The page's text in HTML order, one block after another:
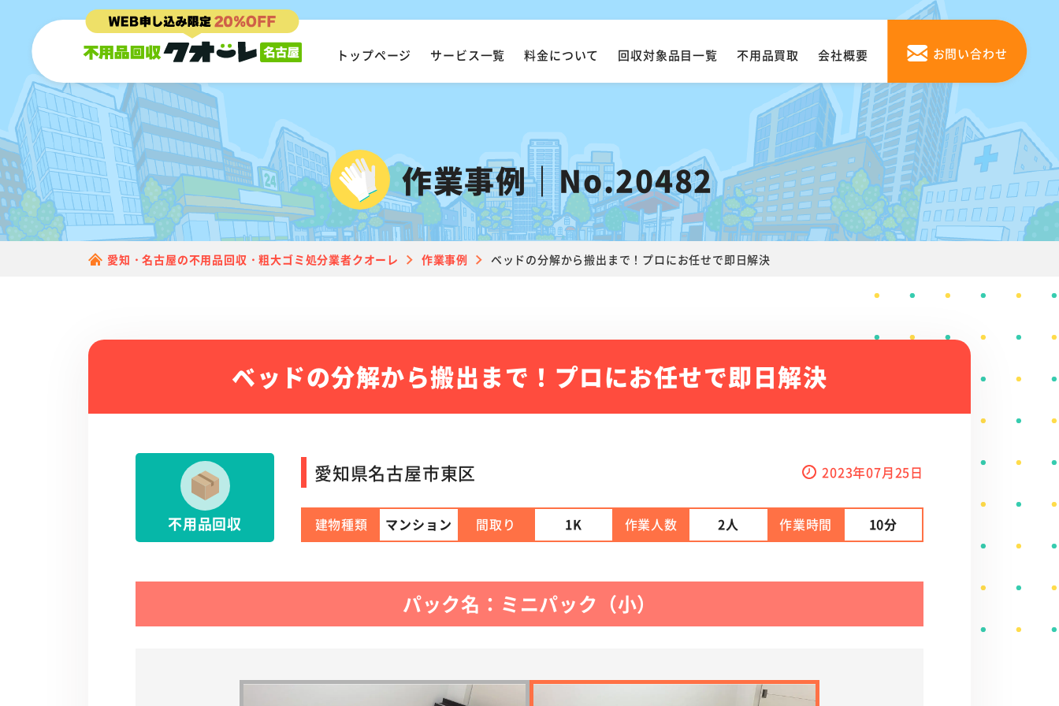
トップページ サービス一覧 料金について 回収対象品目一覧 不用品買取 会社概要 お問い合わせ
作業事例｜No.20482
愛知・名古屋の不用品回収・粗大ゴミ処分業者クオーレ 作業事例 ベッドの分解から搬出まで！プロにお任せで即日解決
ベッドの分解から搬出まで！プロにお任せで即日解決
2023年07月25日
不用品回収
愛知県名古屋市東区
建物種類 マンション 間取り 1K 作業人数 2人 作業時間 10分
パック名：ミニパック（小）